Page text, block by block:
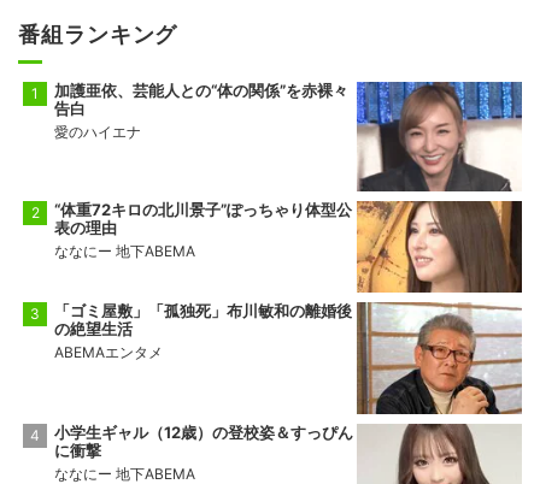
番組ランキング
加護亜依、芸能人との“体の関係”を赤裸々
告白
愛のハイエナ
“体重72キロの北川景子”ぽっちゃり体型公
表の理由
ななにー 地下ABEMA
「ゴミ屋敷」「孤独死」布川敏和の離婚後
の絶望生活
ABEMAエンタメ
小学生ギャル（12歳）の登校姿＆すっぴん
に衝撃
ななにー 地下ABEMA